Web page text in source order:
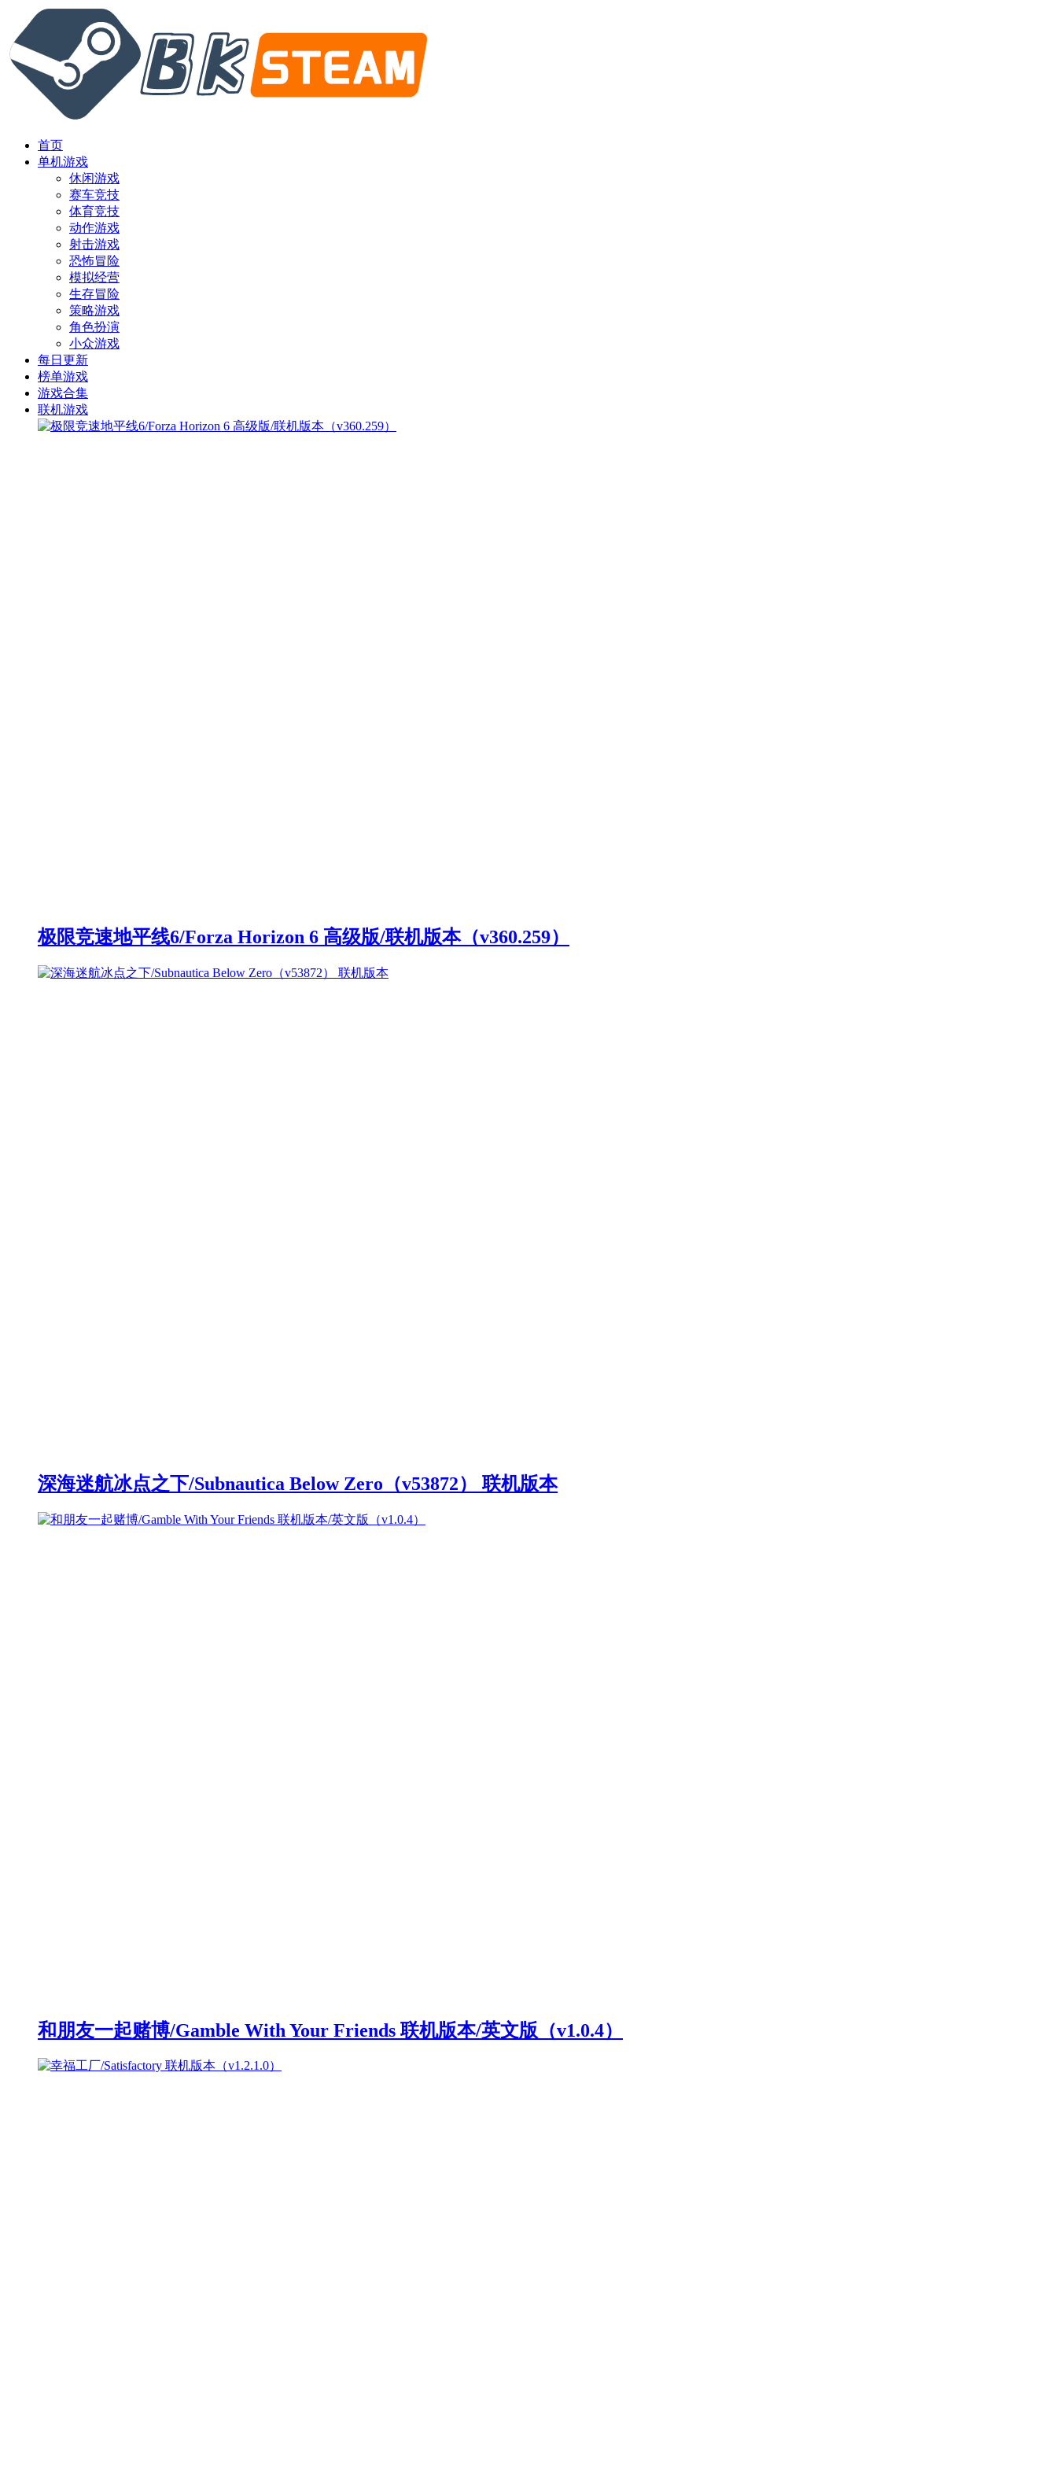
首页
单机游戏
休闲游戏
赛车竞技
体育竞技
动作游戏
射击游戏
恐怖冒险
模拟经营
生存冒险
策略游戏
角色扮演
小众游戏
每日更新
榜单游戏
游戏合集
联机游戏
极限竞速地平线6/Forza Horizon 6 高级版/联机版本（v360.259）
深海迷航冰点之下/Subnautica Below Zero（v53872） 联机版本
和朋友一起赌博/Gamble With Your Friends 联机版本/英文版（v1.0.4）